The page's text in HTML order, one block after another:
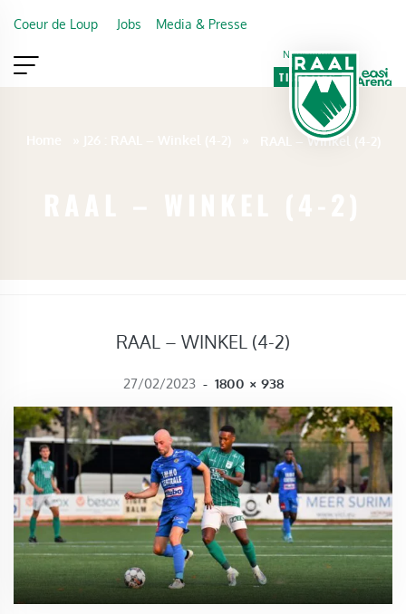
Coeur de Loup Jobs Media & Presse
Newsletter
TICKETING
VIP
FAN SHOP
RAAL – Winkel (4-2)
RAAL – WINKEL (4-2)
27/02/2023 - FULL SIZE
1800 × 938